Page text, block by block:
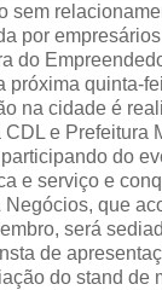
sem
por
do
próxima quinta-
na cidade é
CDL e Prefeitura
do
e serviço e
Negócios, que
será
de
do stand de